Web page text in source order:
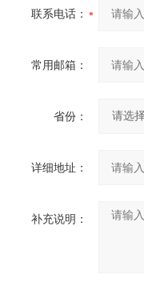
联系电话：
常用邮箱：
省份：
详细地址：
补充说明：